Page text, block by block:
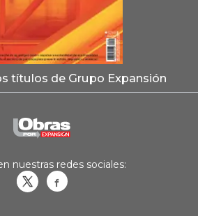
títulos de Grupo Expansión
nuestras redes sociales: